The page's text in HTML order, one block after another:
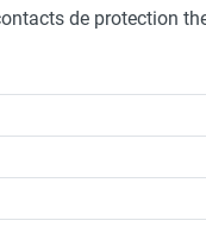
de protection